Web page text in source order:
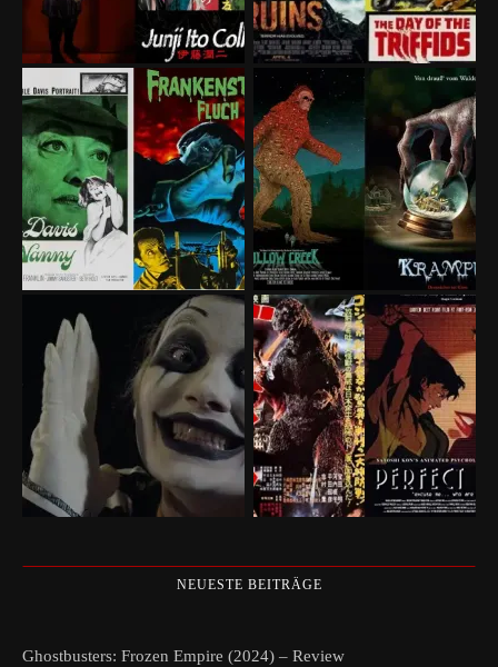
NEUESTE BEITRÄGE
Ghostbusters: Frozen Empire (2024) – Review